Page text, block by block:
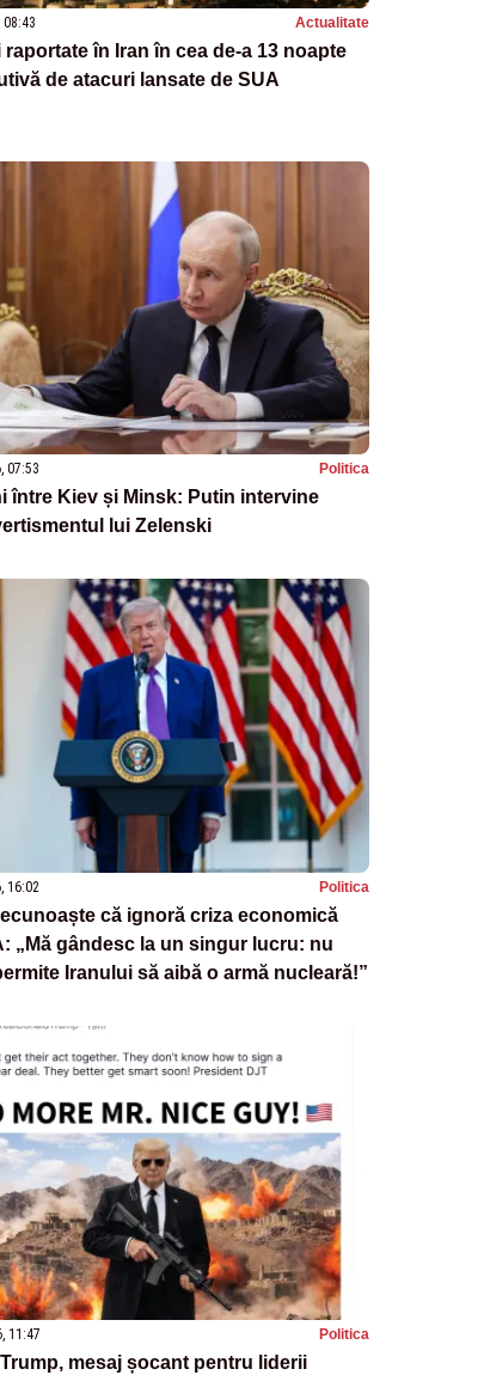
08:43 Actualitate
raportate în Iran în cea de-a 13 noapte
de atacuri lansate de SUA
07:53 Politica
între Kiev și Minsk: Putin intervine
lui Zelenski
16:02 Politica
că ignoră criza economică
„Mă gândesc la un singur lucru: nu
Iranului să aibă o armă nucleară!”
11:47 Politica
mesaj șocant pentru liderii